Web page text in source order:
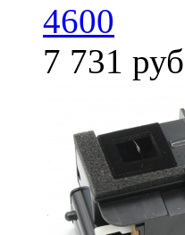
4600
7 731 руб